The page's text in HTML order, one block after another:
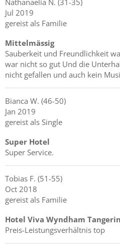
Nathanaelia N. (31-35)
Jul 2019
gereist als Familie
Mittelmässig
Sauberkeit und Freundlichkeit
war nicht so gut Und die
nicht gefallen und auch kein
Bianca W. (46-50)
Jan 2019
gereist als Single
Super Hotel
Super Service.
Tobias F. (51-55)
Oct 2018
gereist als Familie
Hotel Viva Wyndham
Preis-Leistungsverhältnis top